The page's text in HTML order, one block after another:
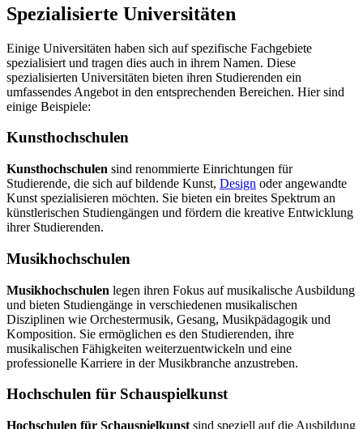
Spezialisierte Universitäten
Einige Universitäten haben sich auf spezifische Fachgebiete
spezialisiert und tragen dies auch in ihrem Namen. Diese
spezialisierten Universitäten bieten ihren Studierenden ein
umfassendes Angebot in den entsprechenden Bereichen. Hier sind
einige Beispiele:
Kunsthochschulen
Kunsthochschulen sind renommierte Einrichtungen für
Studierende, die sich auf bildende Kunst, Design oder angewandte
Kunst spezialisieren möchten. Sie bieten ein breites Spektrum an
künstlerischen Studiengängen und fördern die kreative Entwicklung
ihrer Studierenden.
Musikhochschulen
Musikhochschulen legen ihren Fokus auf musikalische Ausbildung
und bieten Studiengänge in verschiedenen musikalischen
Disziplinen wie Orchestermusik, Gesang, Musikpädagogik und
Komposition. Sie ermöglichen es den Studierenden, ihre
musikalischen Fähigkeiten weiterzuentwickeln und eine
professionelle Karriere in der Musikbranche anzustreben.
Hochschulen für Schauspielkunst
Hochschulen für Schauspielkunst sind speziell auf die Ausbildung